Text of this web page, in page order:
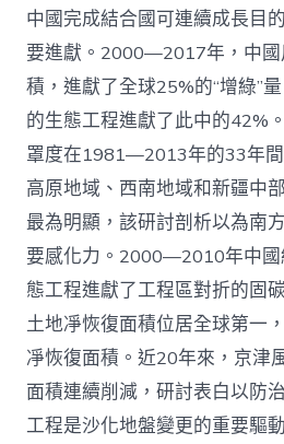
中國完成結合國可連續成長目
要進獻。2000—2017年，中國
積，進獻了全球25%的“增綠”
的生態工程進獻了此中的42%
罩度在1981—2013年的33年
高原地域、西南地域和新疆中
最為明顯，該研討剖析以為南
要感化力。2000—2010年中國
態工程進獻了工程區對折的固
土地凈恢復面積位居全球第一
凈恢復面積。近20年來，京津
面積連續削減，研討表白以防
工程是沙化地盤變更的重要驅